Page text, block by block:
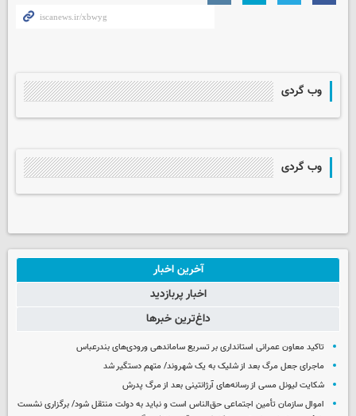
وب گردی
وب گردی
آخرین اخبار
اخبار پربازدید
داغ‌ترین خبرها
تاکید معاون عمرانی استانداری بر تسریع ساماندهی ورودی‌های بندرعباس
ماجرای جعل مرگ بعد از شلیک به یک شهروند/ متهم دستگیر شد
شکایت لیونل مسی از رسانه‌های آرژانتینی بعد از مرگ پدرش
اموال سازمان تأمین اجتماعی حق‌الناس است و نباید به دولت منتقل شود/ برگزاری نشست